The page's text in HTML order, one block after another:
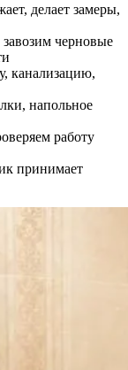
делает замеры,
черновые
канализацию,
напольное
работу
принимает